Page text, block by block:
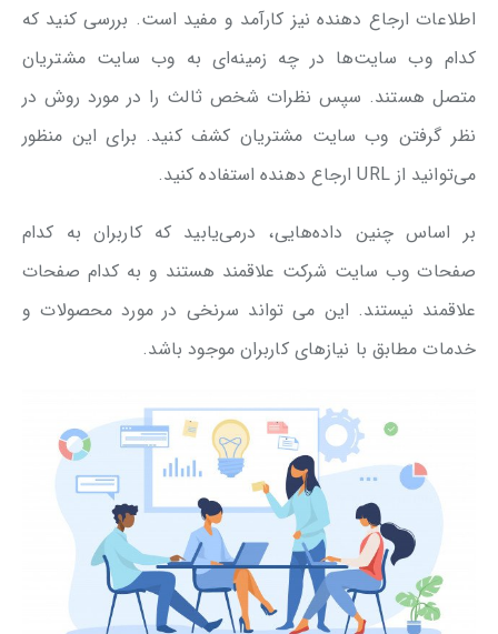
اطلاعات ارجاع دهنده نیز کارآمد و مفید است. بررسی کنید که
کدام وب سایت‌ها در چه زمینه‌ای به وب سایت مشتریان
متصل هستند. سپس نظرات شخص ثالث را در مورد روش در
نظر گرفتن وب سایت مشتریان کشف کنید. برای این منظور
می‌توانید از URL ارجاع دهنده استفاده کنید.
بر اساس چنین داده‌هایی، درمی‌یابید که کاربران به کدام
صفحات وب سایت شرکت علاقمند هستند و به کدام صفحات
علاقمند نیستند. این می تواند سرنخی در مورد محصولات و
خدمات مطابق با نیازهای کاربران موجود باشد.